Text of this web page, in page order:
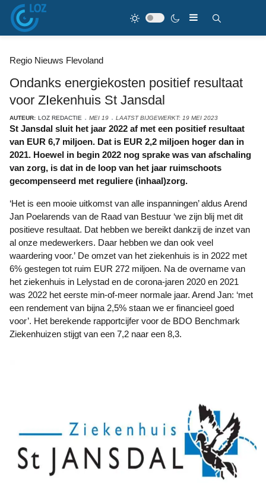
Regio Nieuws Flevoland
Ondanks energiekosten positief resultaat
voor ZIekenhuis St Jansdal
AUTEUR: LOZ REDACTIE MEI 19 LAATST BIJGEWERKT: 19 MEI 2023
St Jansdal sluit het jaar 2022 af met een positief resultaat
van EUR 6,7 miljoen. Dat is EUR 2,2 miljoen hoger dan in
2021. Hoewel in begin 2022 nog sprake was van afschaling
van zorg, is dat in de loop van het jaar ruimschoots
gecompenseerd met reguliere (inhaal)zorg.
‘Het is een mooie uitkomst van alle inspanningen’ aldus Arend
Jan Poelarends van de Raad van Bestuur ‘we zijn blij met dit
positieve resultaat. Dat hebben we bereikt dankzij de inzet van
al onze medewerkers. Daar hebben we dan ook veel
waardering voor.’ De omzet van het ziekenhuis is in 2022 met
6% gestegen tot ruim EUR 272 miljoen. Na de overname van
het ziekenhuis in Lelystad en de corona-jaren 2020 en 2021
was 2022 het eerste min-of-meer normale jaar. Arend Jan: ‘met
een rendement van bijna 2,5% staan we er financieel goed
voor’. Het berekende rapportcijfer voor de BDO Benchmark
Ziekenhuizen stijgt van een 7,2 naar een 8,3.